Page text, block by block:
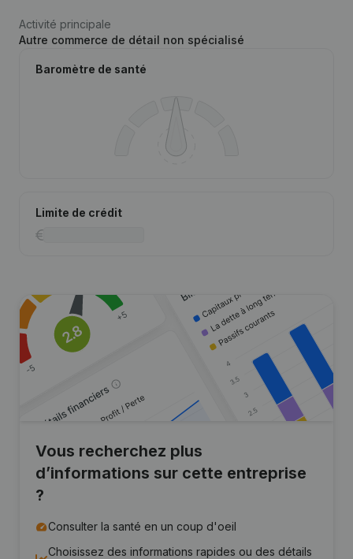
Activité principale
Autre commerce de détail non spécialisé
Baromètre de santé
Limite de crédit
Vous recherchez plus
d’informations sur cette entreprise
?
Consulter la santé en un coup d'oeil
Choisissez des informations rapides ou des détails